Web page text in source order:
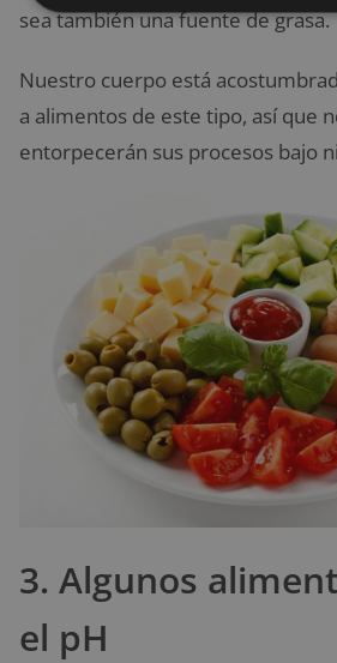
sea también una fuente de grasa.
Nuestro cuerpo está
a alimentos de este tipo, así que
entorpecerán sus procesos bajo
3. Algunos
el pH